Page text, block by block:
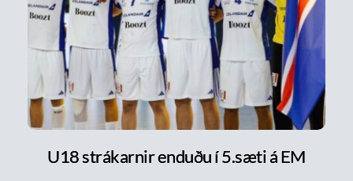
U18 strákarnir enduðu í 5.sæti á EM